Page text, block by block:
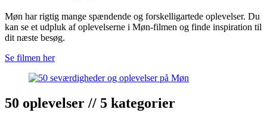
Møn har rigtig mange spændende og forskelligartede oplevelser. Du
kan se et udpluk af oplevelserne i Møn-filmen og finde inspiration til
dit næste besøg.
Se filmen her
50 oplevelser // 5 kategorier